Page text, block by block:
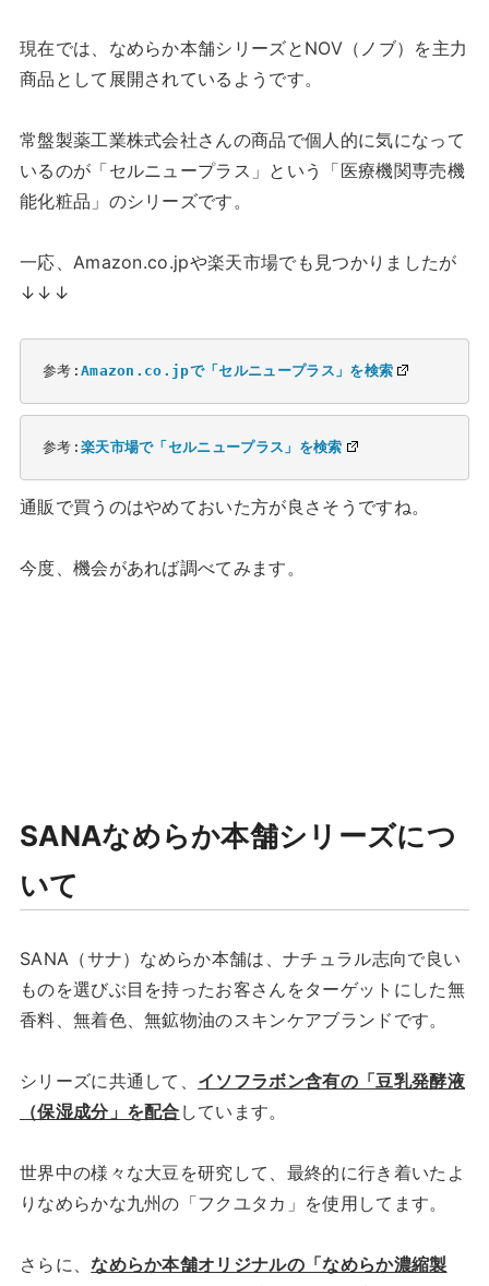
現在では、なめらか本舗シリーズとNOV（ノブ）を主力
商品として展開されているようです。
常盤製薬工業株式会社さんの商品で個人的に気になって
いるのが「セルニュープラス」という「医療機関専売機
能化粧品」のシリーズです。
一応、Amazon.co.jpや楽天市場でも見つかりましたが
↓↓↓
参考: Amazon.co.jpで「セルニュープラス」を検索
参考: 楽天市場で「セルニュープラス」を検索
通販で買うのはやめておいた方が良さそうですね。
今度、機会があれば調べてみます。
SANAなめらか本舗シリーズにつ
いて
SANA（サナ）なめらか本舗は、ナチュラル志向で良い
ものを選びぶ目を持ったお客さんをターゲットにした無
香料、無着色、無鉱物油のスキンケアブランドです。
シリーズに共通して、 イソフラボン含有の「豆乳発酵液
（保湿成分」を配合 しています。
世界中の様々な大豆を研究して、最終的に行き着いたよ
りなめらかな九州の「フクユタカ」を使用してます。
さらに、なめらか本舗オリジナルの「なめらか濃縮製